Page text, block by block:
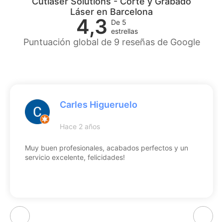
Láser en Barcelona
4,3 De 5
estrellas
Puntuación global de 9 reseñas de Google
Carles Higueruelo
Hace 2 años
Muy buen profesionales, acabados perfectos y un
servicio excelente, felicidades!